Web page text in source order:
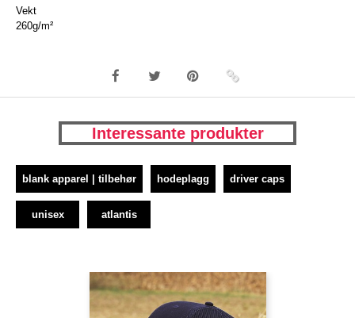
Vekt
260g/m²
Interessante produkter
blank apparel | tilbehør hodeplagg driver caps
unisex atlantis